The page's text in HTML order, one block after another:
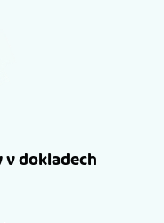
v dokladech